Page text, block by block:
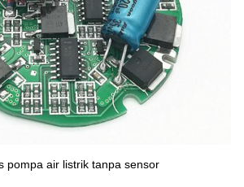
pompa air listrik tanpa sensor